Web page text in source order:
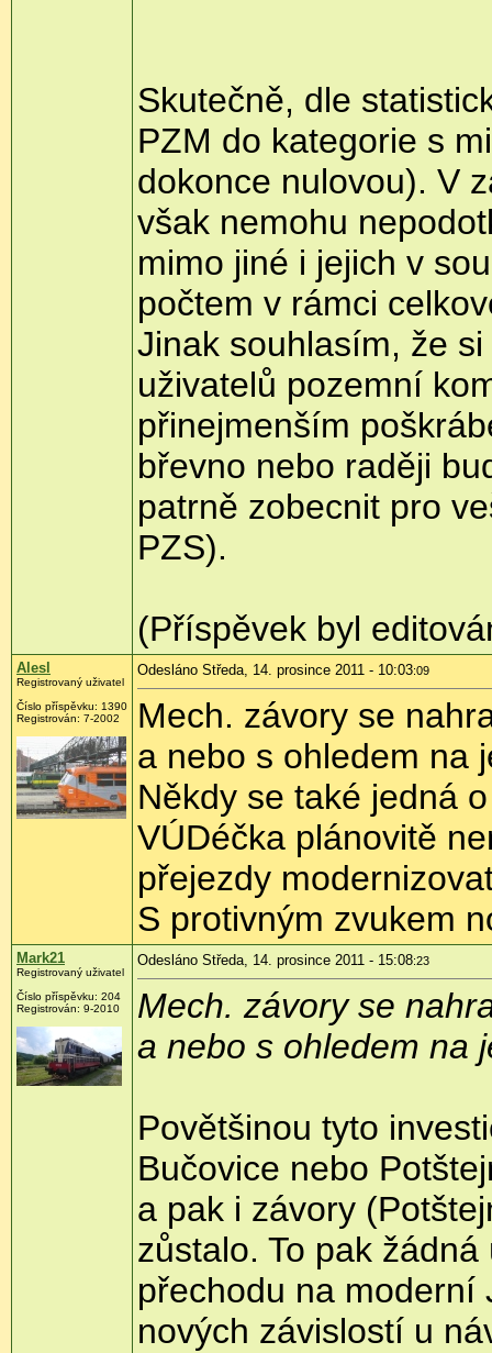
Skutečně, dle
PZM do kategorie s
dokonce nulovou). V
však nemohu
mimo jiné i jejich v
počtem v rámci
Jinak souhlasím, že si
uživatelů pozemní
přinejmenším
břevno nebo raději
patrně zobecnit pro
PZS).
(Příspěvek byl
Alesl
Registrovaný uživatel
Číslo příspěvku: 1390
Registrován: 7-2002
Odesláno Středa, 14. prosince 2011 - 10:03:09
Mech. závory se
a nebo s ohledem na
Někdy se také jedná
VÚDéčka plánovitě
přejezdy
S protivným zvukem
Mark21
Registrovaný uživatel
Číslo příspěvku: 204
Registrován: 9-2010
Odesláno Středa, 14. prosince 2011 - 15:08:23
Mech. závory se
a nebo s ohledem na
Povětšinou tyto
Bučovice nebo
a pak i závory
zůstalo. To pak
přechodu na moderní
nových závislostí u